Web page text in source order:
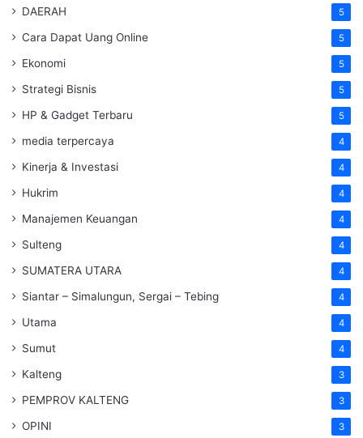
DAERAH 5
Cara Dapat Uang Online 5
Ekonomi 5
Strategi Bisnis 5
HP & Gadget Terbaru 5
media terpercaya 4
Kinerja & Investasi 4
Hukrim 4
Manajemen Keuangan 4
Sulteng 4
SUMATERA UTARA 4
Siantar – Simalungun, Sergai – Tebing 4
Utama 4
Sumut 4
Kalteng 3
PEMPROV KALTENG 3
OPINI 3